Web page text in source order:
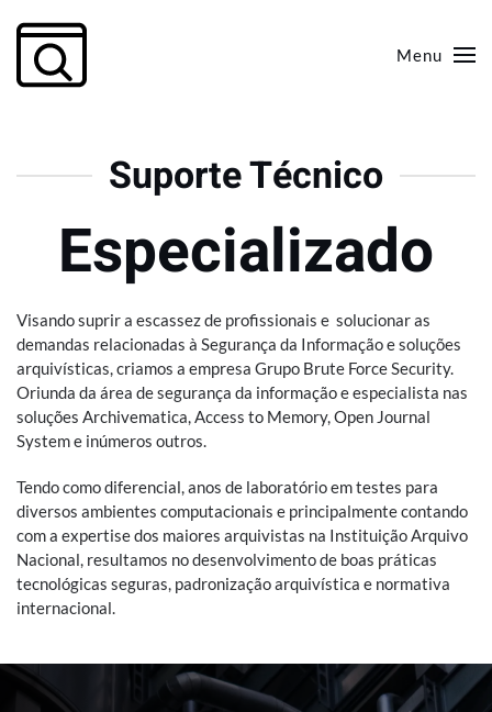
Skip to main content Menu
Suporte Técnico
Especializado
Visando suprir a escassez de profissionais e solucionar as
demandas relacionadas à Segurança da Informação e soluções
arquivísticas, criamos a empresa Grupo Brute Force Security.
Oriunda da área de segurança da informação e especialista nas
soluções Archivematica, Access to Memory, Open Journal
System e inúmeros outros.
Tendo como diferencial, anos de laboratório em testes para
diversos ambientes computacionais e principalmente contando
com a expertise dos maiores arquivistas na Instituição Arquivo
Nacional, resultamos no desenvolvimento de boas práticas
tecnológicas seguras, padronização arquivística e normativa
internacional.